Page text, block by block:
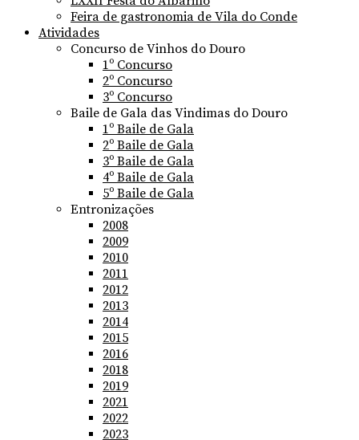
Feira de gastronomia de Vila do Conde
Atividades
Concurso de Vinhos do Douro
1º Concurso
2º Concurso
3º Concurso
Baile de Gala das Vindimas do Douro
1º Baile de Gala
2º Baile de Gala
3º Baile de Gala
4º Baile de Gala
5º Baile de Gala
Entronizações
2008
2009
2010
2011
2012
2013
2014
2015
2016
2018
2019
2021
2022
2023